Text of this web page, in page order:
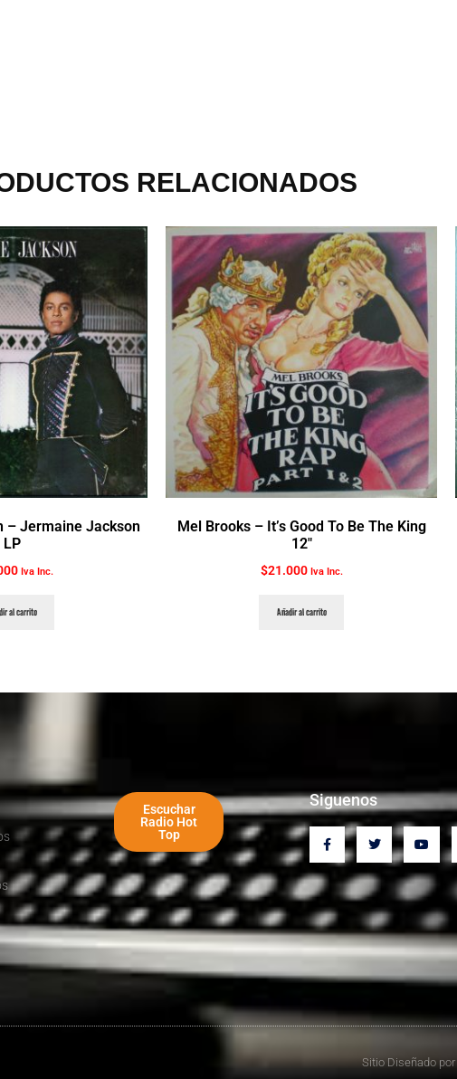
RELACIONADOS
‎– Jermaine Jackson
LP
Iva Inc.
al carrito
Mel Brooks ‎– It’s Good To Be The King
12″
$21.000 Iva Inc.
Añadir al carrito
Escuchar
Radio Hot
Top
Siguenos
Sitio Diseñado por